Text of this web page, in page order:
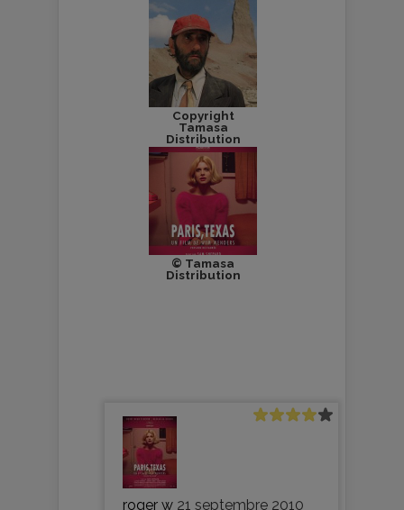
Copyright
Tamasa
Distribution
© Tamasa
Distribution
roger w 21 septembre 2010